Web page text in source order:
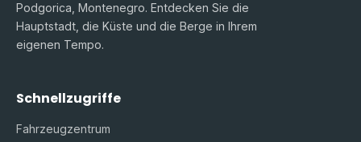
Podgorica, Montenegro. Entdecken Sie die
Hauptstadt, die Küste und die Berge in Ihrem
eigenen Tempo.
Schnellzugriffe
Fahrzeugzentrum